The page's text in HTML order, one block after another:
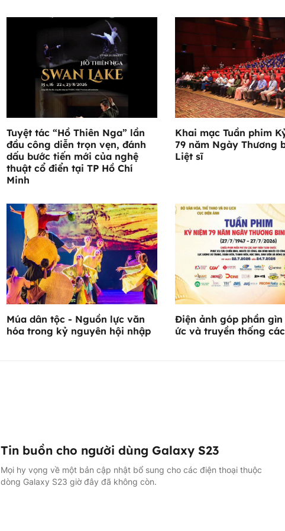
Tuyệt tác “Hồ Thiên Nga” lần
đầu công diễn trọn vẹn, đánh
dấu bước tiến mới của nghệ
thuật cổ điển tại TP Hồ Chí
Minh
Khai mạc Tuần phim
79 năm Ngày Thương
Liệt sĩ
Múa dân tộc - Nguồn lực văn
hóa trong kỷ nguyên hội nhập
Điện ảnh góp phần
ức và truyền thống
Tin buồn cho người dùng Galaxy S23
Mọi hy vọng về một bản cập nhật bổ sung cho các điện thoại thuộc
dòng Galaxy S23 giờ đây đã không còn.